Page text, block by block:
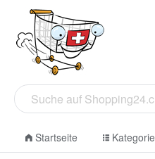
Startseite Kategorie